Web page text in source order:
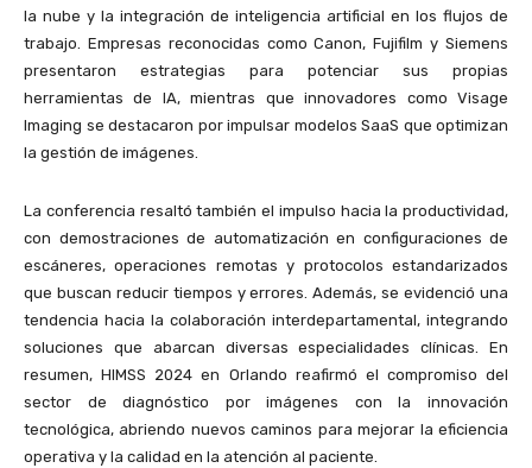
la nube y la integración de inteligencia artificial en los flujos de
trabajo. Empresas reconocidas como Canon, Fujifilm y Siemens
presentaron estrategias para potenciar sus propias
herramientas de IA, mientras que innovadores como Visage
Imaging se destacaron por impulsar modelos SaaS que optimizan
la gestión de imágenes.
La conferencia resaltó también el impulso hacia la productividad,
con demostraciones de automatización en configuraciones de
escáneres, operaciones remotas y protocolos estandarizados
que buscan reducir tiempos y errores. Además, se evidenció una
tendencia hacia la colaboración interdepartamental, integrando
soluciones que abarcan diversas especialidades clínicas. En
resumen, HIMSS 2024 en Orlando reafirmó el compromiso del
sector de diagnóstico por imágenes con la innovación
tecnológica, abriendo nuevos caminos para mejorar la eficiencia
operativa y la calidad en la atención al paciente.